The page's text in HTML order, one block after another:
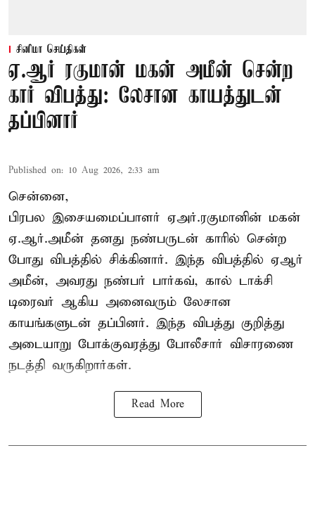
சினிமா செய்திகள்
ஏ.ஆர் ரகுமான் மகன் அமீன் சென்ற
கார் விபத்து: லேசான காயத்துடன்
தப்பினார்
Published on: 10 Aug 2026, 2:33 am
சென்னை,
பிரபல இசையமைப்பாளர் ஏஅர்.ரகுமானின் மகன்
ஏ.ஆர்.அமீன் தனது நண்பருடன் காரில் சென்ற
போது விபத்தில் சிக்கினார். இந்த விபத்தில் ஏஆர்
அமீன், அவரது நண்பர் பார்கவ், கால் டாக்சி
டிரைவர் ஆகிய அனைவரும் லேசான
காயங்களுடன் தப்பினர். இந்த விபத்து குறித்து
அடையாறு போக்குவரத்து போலீசார் விசாரணை
நடத்தி வருகிறார்கள்.
Read More